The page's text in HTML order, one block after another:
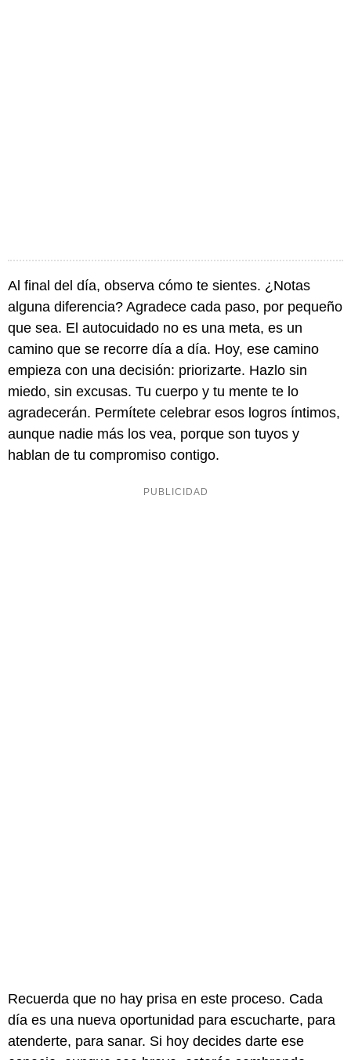
Al final del día, observa cómo te sientes. ¿Notas
alguna diferencia? Agradece cada paso, por pequeño
que sea. El autocuidado no es una meta, es un
camino que se recorre día a día. Hoy, ese camino
empieza con una decisión: priorizarte. Hazlo sin
miedo, sin excusas. Tu cuerpo y tu mente te lo
agradecerán. Permítete celebrar esos logros íntimos,
aunque nadie más los vea, porque son tuyos y
hablan de tu compromiso contigo.
Recuerda que no hay prisa en este proceso. Cada
día es una nueva oportunidad para escucharte, para
atenderte, para sanar. Si hoy decides darte ese